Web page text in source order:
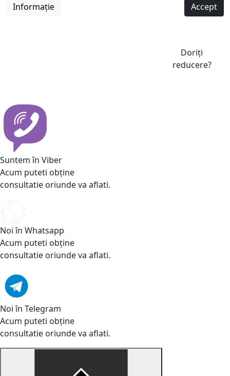
Informație Accept
Doriți
reducere?
Suntem în Viber
Acum puteti obține
consultatie oriunde va aflati.
Noi în Whatsapp
Acum puteti obține
consultatie oriunde va aflati.
Noi în Telegram
Acum puteti obține
consultatie oriunde va aflati.